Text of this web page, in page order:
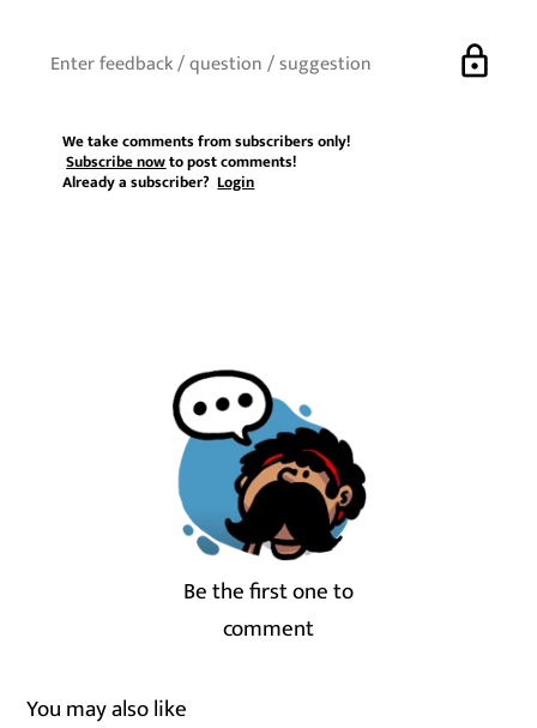
lock
We take comments from subscribers only!
Subscribe nowto post comments!
Already a subscriber?Login
Be the first one to
comment
You may also like